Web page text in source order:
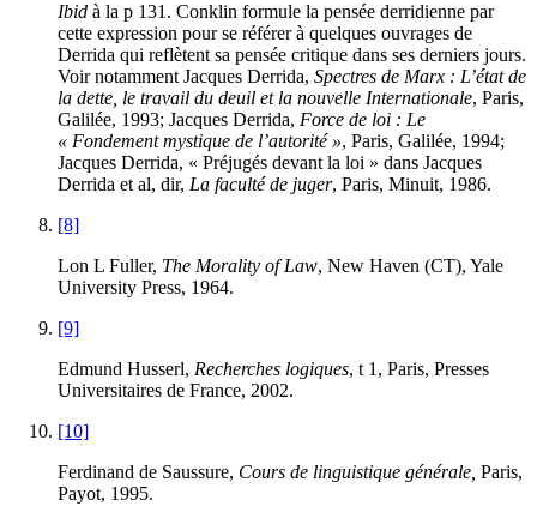
Ibid à la p 131. Conklin formule la pensée derridienne par
cette expression pour se référer à quelques ouvrages de
Derrida qui reflètent sa pensée critique dans ses derniers jours.
Voir notamment Jacques Derrida, Spectres de Marx : L’état de
la dette, le travail du deuil et la nouvelle Internationale, Paris,
Galilée, 1993; Jacques Derrida, Force de loi : Le
« Fondement mystique de l’autorité », Paris, Galilée, 1994;
Jacques Derrida, « Préjugés devant la loi » dans Jacques
Derrida et al, dir, La faculté de juger, Paris, Minuit, 1986.
[8]
Lon L Fuller, The Morality of Law, New Haven (CT), Yale
University Press, 1964.
[9]
Edmund Husserl, Recherches logiques, t 1, Paris, Presses
Universitaires de France, 2002.
[10]
Ferdinand de Saussure, Cours de linguistique générale, Paris,
Payot, 1995.